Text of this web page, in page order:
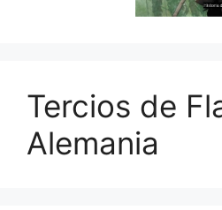
Tercios de
Alemania